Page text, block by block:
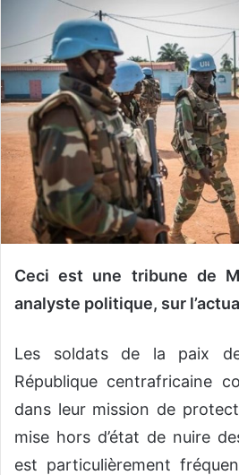
v
o
y
e
r
u
n
c
o
u
r
r
i
l
Ceci est une tribune de
analyste politique, sur
Les soldats de la paix
République centrafricaine
dans leur mission de
mise hors d’état de nuire
est particulièrement